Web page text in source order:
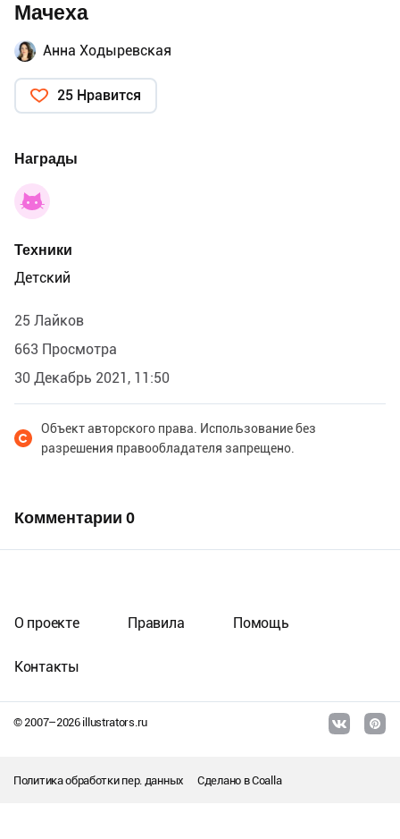
Мачеха
Анна Ходыревская
25 Нравится
Награды
Техники
Детский
25 Лайков
663 Просмотра
30 Декабрь 2021, 11:50
Объект авторского права. Использование без
разрешения правообладателя запрещено.
Комментарии 0
© 2007–2026illustrators.ru
О проекте Правила Помощь
Контакты
Политика обработки пер. данных Сделано вCoalla